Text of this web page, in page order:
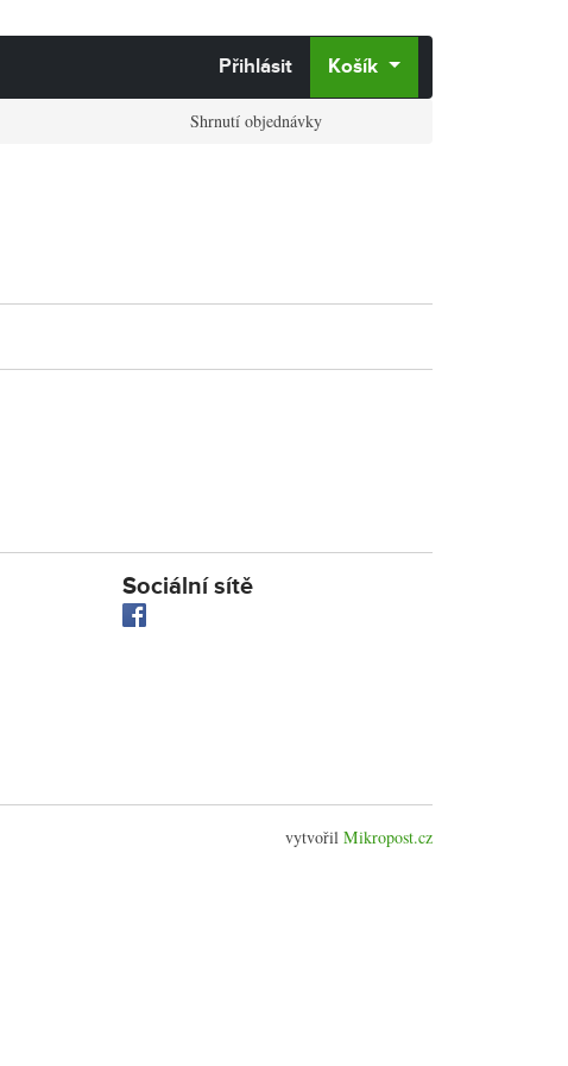
Přihlásit Košík
Shrnutí objednávky
Sociální sítě
vytvořil Mikropost.cz